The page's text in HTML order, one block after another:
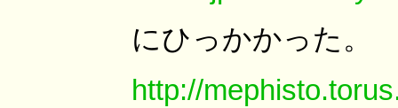
にひっかかった。
http://